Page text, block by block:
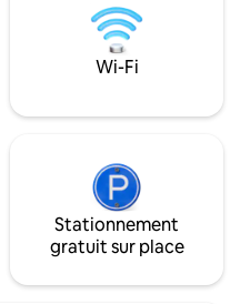
Enfants
Le
À proximité :
Dorf/Post (4
village, terrain de
randonnée,
Wi-Fi
Stationnement
gratuit sur place